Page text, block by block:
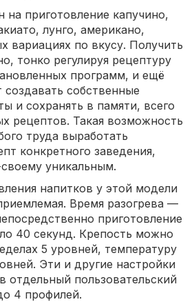
на приготовление капучино,
лунго, американо,
вариациях по вкусу. Получить
тонко регулируя рецептуру
программ, и ещё
создавать собственные
и сохранять в памяти, всего
рецептов. Такая возможность
труда выработать
конкретного заведения,
уникальным.
напитков у этой модели
Время разогрева —
приготовление
40 секунд. Крепость можно
5 уровней, температуру
Эти и другие настройки
отдельный пользовательский
4 профилей.